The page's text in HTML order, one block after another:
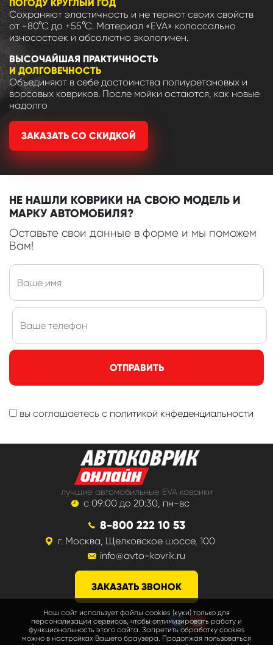
ПОГОДУ КРУГЛЫЙ ГОД
Сохраняют эластичность и не теряют своих свойств
от -80°С до +55°С. Материал «EVA» колоссально
износостоек и абсолютно экологичен.
ВЫСОЧАЙШАЯ ПРАКТИЧНОСТЬ
И ДОЛГОВЕЧНОСТЬ
Объединяют в себе достоинства полиуретановых и
ворсовых ковриков. После мойки остаются, как новые
надолго
ЗАКАЗАТЬ СО СКИДКОЙ
НЕ НАШЛИ КОВРИКИ НА СВОЮ МОДЕЛЬ И
МАРКУ АВТОМОБИЛЯ?
Оставьте свои данные в форме и мы поможем
Вам!
ОТПРАВИТЬ
вы соглашаетесь с политикой кнфеденциальности
лучшие автомобильные EVA коврики
с 09:00 до 20:30, пн-вс
8-800 222 10 53
г. Москва, Щелковское шоссе, 100
info@avto-kovrik.ru
ЗАКАЗАТЬ ЗВОНОК
мы в социальных сетях
Наш сайт использует файлы cookies (куки) только для
персонализации сервисов, чтобы оптимизировать работу и
функциональность этого сайта. Запретить обработку cookies
можно в настройках Вашего браузера. Продолжая пользоваться